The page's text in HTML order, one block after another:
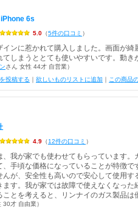
6s
5.0 （5件の口コミ ）
インに惹かれて購入しました。画面が
てしまうととても使いやすいです。動き
さん 女性 44才 自営業）
投稿する ｜ 欲しいものリストに追加 ｜ この商品
4.9 （12件の口コミ ）
、我が家でも使わせてもらっています
、手頃な価格になっていることが特徴
んが、安全性も高いので安心して使用
ます。我が家では故障で使えなくなっ
とを考えると、リンナイのガス製品は
30才 自由業）